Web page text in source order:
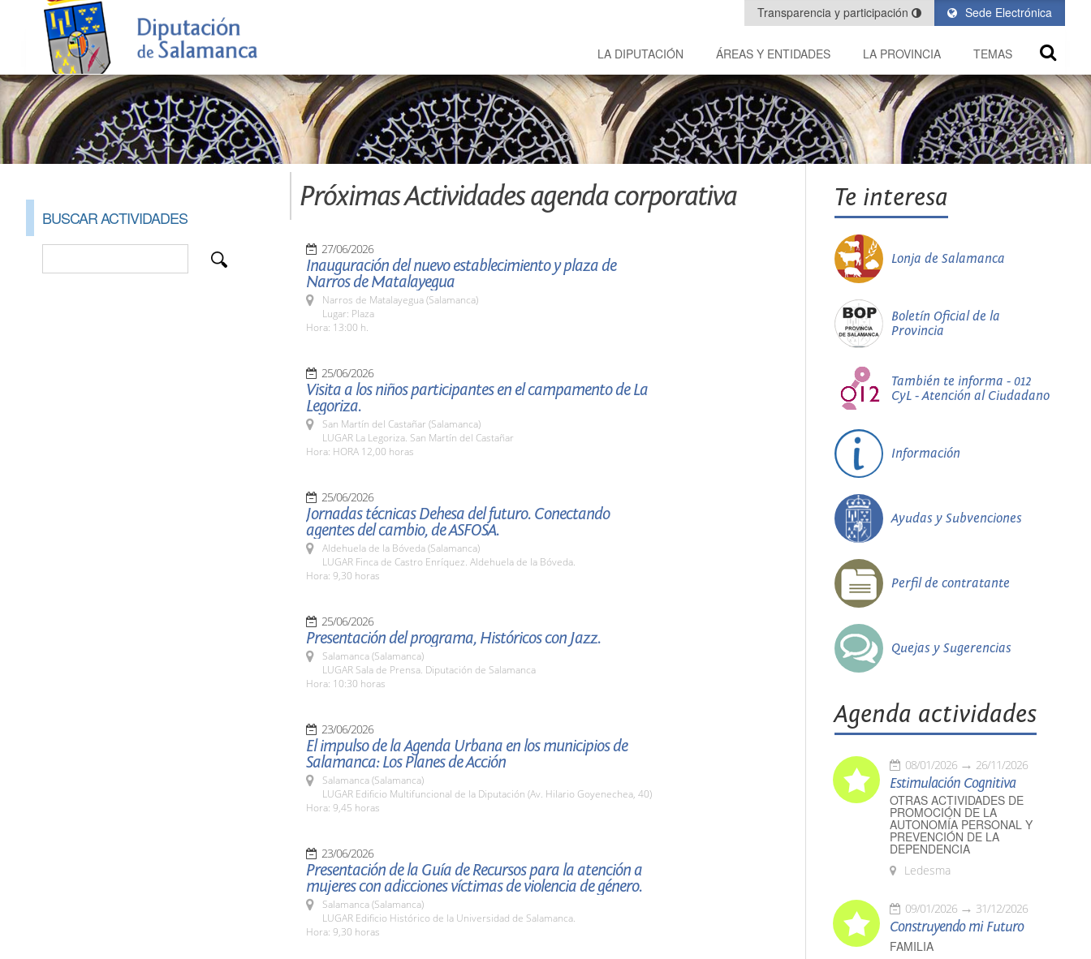
Sede Electrónica
Transparencia y participación
LA DIPUTACIÓN ÁREAS Y ENTIDADES LA PROVINCIA TEMAS
BUSCAR ACTIVIDADES
Próximas Actividades agenda corporativa
27/06/2026
Inauguración del nuevo establecimiento y plaza de
Narros de Matalayegua
Narros de Matalayegua (Salamanca)
Lugar: Plaza
Hora: 13:00 h.
25/06/2026
Visita a los niños participantes en el campamento de La
Legoriza.
San Martín del Castañar (Salamanca)
LUGAR La Legoriza. San Martín del Castañar
Hora: HORA 12,00 horas
25/06/2026
Jornadas técnicas Dehesa del futuro. Conectando
agentes del cambio, de ASFOSA.
Aldehuela de la Bóveda (Salamanca)
LUGAR Finca de Castro Enríquez. Aldehuela de la Bóveda.
Hora: 9,30 horas
25/06/2026
Presentación del programa, Históricos con Jazz.
Salamanca (Salamanca)
LUGAR Sala de Prensa. Diputación de Salamanca
Hora: 10:30 horas
23/06/2026
El impulso de la Agenda Urbana en los municipios de
Salamanca: Los Planes de Acción
Salamanca (Salamanca)
LUGAR Edificio Multifuncional de la Diputación (Av. Hilario Goyenechea, 40)
Hora: 9,45 horas
23/06/2026
Presentación de la Guía de Recursos para la atención a
mujeres con adicciones víctimas de violencia de género.
Salamanca (Salamanca)
LUGAR Edificio Histórico de la Universidad de Salamanca.
Hora: 9,30 horas
Te interesa
Lonja de Salamanca
Boletín Oficial de la
Provincia
También te informa - 012
CyL - Atención al Ciudadano
Información
Ayudas y Subvenciones
Perfil de contratante
Quejas y Sugerencias
Agenda actividades
08/01/2026 26/11/2026
Estimulación Cognitiva
OTRAS ACTIVIDADES DE
PROMOCIÓN DE LA
AUTONOMÍA PERSONAL Y
PREVENCIÓN DE LA
DEPENDENCIA
Ledesma
09/01/2026 31/12/2026
Construyendo mi Futuro
FAMILIA